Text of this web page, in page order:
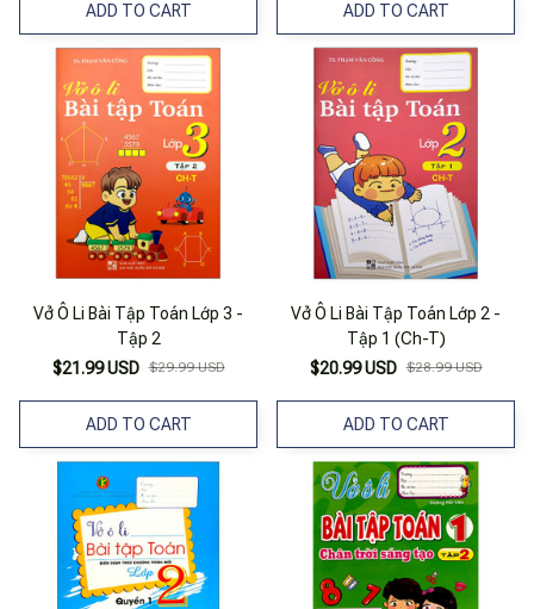
ADD TO CART ADD TO CART
Vở Ô Li Bài Tập Toán Lớp 3 -
Tập 2
$21.99 USD $29.99 USD
ADD TO CART
Vở Ô Li Bài Tập Toán Lớp 2 -
Tập 1 (Ch-T)
$20.99 USD $28.99 USD
ADD TO CART